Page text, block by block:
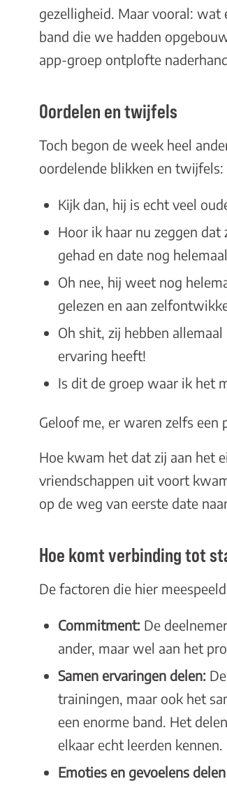
gezelligheid. Maar vooral: wat
band die we hadden
app-groep ontplofte
Oordelen en twijfels
Toch begon de week heel
oordelende blikken en twijfels:
Kijk dan, hij is echt veel
Hoor ik haar nu zeggen dat
gehad en date nog
Oh nee, hij weet nog
gelezen en aan
Oh shit, zij hebben
ervaring heeft!
Is dit de groep waar ik het
Geloof me, er waren zelfs
Hoe kwam het dat zij aan het
vriendschappen uit voort
op de weg van eerste date
Hoe komt verbinding tot
De factoren die hier
Commitment:De
ander, maar wel aan het
Samen ervaringen delen:De
trainingen, maar ook het
een enorme band. Het
elkaar echt leerden kennen.
Emoties en gevoelens